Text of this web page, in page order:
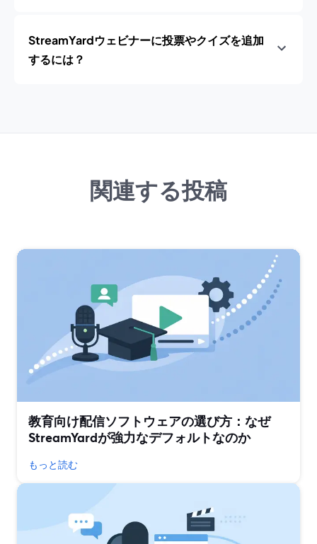
StreamYardウェビナーに投票やクイズを追加
するには？
関連する投稿
教育向け配信ソフトウェアの選び方：なぜ
StreamYardが強力なデフォルトなのか
もっと読む